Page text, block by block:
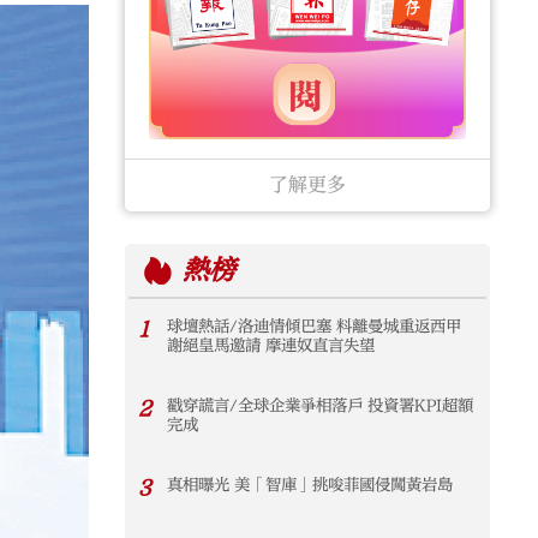
了解更多
熱榜
1
球壇熱話/洛迪情傾巴塞 料離曼城重返西甲
謝絕皇馬邀請 摩連奴直言失望
2
戳穿謊言/全球企業爭相落戶 投資署KPI超額
完成
3 真相曝光 美「智庫」挑唆菲國侵闖黃岩島